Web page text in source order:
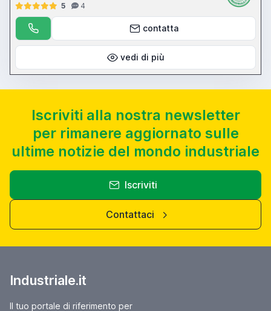
5
4
contatta
vedi di più
Iscriviti alla nostra newsletter
per rimanere aggiornato sulle
ultime notizie del mondo industriale
Iscriviti
Contattaci
Industriale.it
Il tuo portale di riferimento per